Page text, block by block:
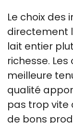
Le choix des
directement
lait entier
richesse.
meilleure
qualité
pas trop vite
de bons